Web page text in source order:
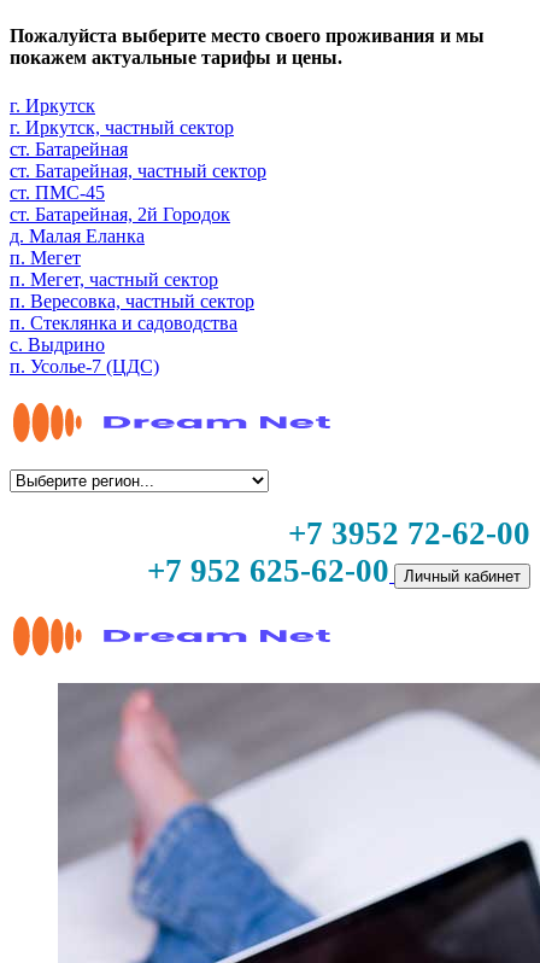
Пожалуйста выберите место своего проживания и мы
покажем актуальные тарифы и цены.
г. Иркутск
г. Иркутск, частный сектор
ст. Батарейная
ст. Батарейная, частный сектор
ст. ПМС-45
ст. Батарейная, 2й Городок
д. Малая Еланка
п. Мегет
п. Мегет, частный сектор
п. Вересовка, частный сектор
п. Стеклянка и садоводства
с. Выдрино
п. Усолье-7 (ЦДС)
+7 3952 72-62-00
+7 952 625-62-00
Личный кабинет